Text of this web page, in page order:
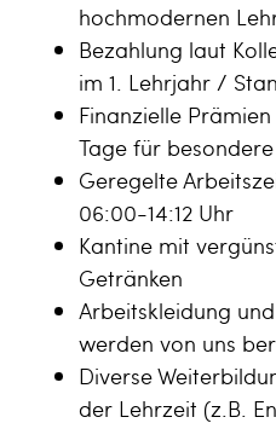
hochmodernen
Bezahlung laut
im 1. Lehrjahr /
Finanzielle
Tage für
Geregelte
06:00-14:12 Uhr
Kantine mit
Getränken
Arbeitskleidung
werden von uns
Diverse
der Lehrzeit (z.B.